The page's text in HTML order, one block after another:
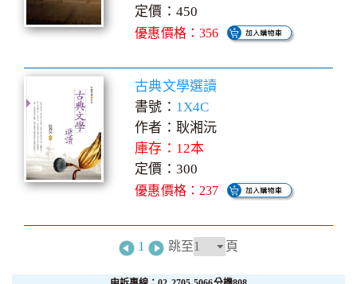
定價：450
優惠價格：356
古典文學選讀
書號： 1X4C
作者：耿湘沅
庫存：12本
定價：300
優惠價格：237
1 跳至 頁